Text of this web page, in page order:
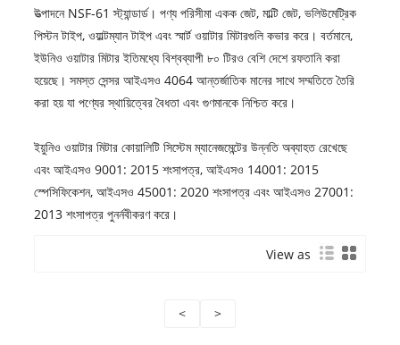
উত্পাদনে NSF-61 স্ট্যান্ডার্ড। পণ্য পরিসীমা একক জেট, মাল্টি জেট, ভলিউমেট্রিক
পিস্টন টাইপ, ওয়াল্টম্যান টাইপ এবং স্মার্ট ওয়াটার মিটারগুলি কভার করে। বর্তমানে,
ইউনিও ওয়াটার মিটার ইতিমধ্যে বিশ্বব্যাপী ৮০ টিরও বেশি দেশে রফতানি করা
হয়েছে। সমস্ত সেন্সর আইএসও 4064 আন্তর্জাতিক মানের সাথে সম্মতিতে তৈরি
করা হয় যা পণ্যের স্থায়িত্বের বৈধতা এবং গুণমানকে নিশ্চিত করে।
ইয়ুনিও ওয়াটার মিটার কোয়ালিটি সিস্টেম ম্যানেজমেন্টের উন্নতি অব্যাহত রেখেছে
এবং আইএসও 9001: 2015 শংসাপত্র, আইএসও 14001: 2015
স্পেসিফিকেশন, আইএসও 45001: 2020 শংসাপত্র এবং আইএসও 27001:
2013 শংসাপত্র পুনর্নবীকরণ করে।
View as
< >